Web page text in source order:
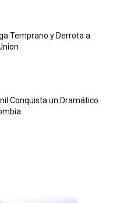
Temprano y Derrota a
Conquista un Dramático